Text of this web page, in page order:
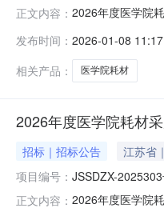
正文内容： 2026年度医学院
目（三次）服务
七、其他补充事宜
发布时间： 2026-01-08 11:17
相关产品：
医学院耗材
2026年度医学院耗材
招标｜招标公告 江苏省
项目编号： JSSDZX-
正文内容： 2026年度医学院